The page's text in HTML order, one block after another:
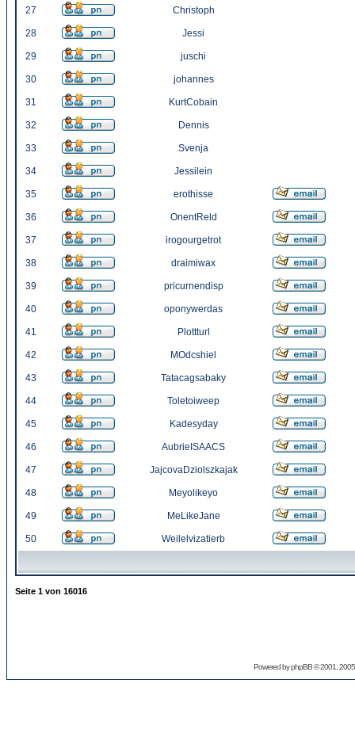
27 Christoph
28 Jessi
29 juschi
30 johannes
31 KurtCobain
32 Dennis
33 Svenja
34 Jessilein
35 erothisse
36 OnentReld
37 irogourgetrot
38 draimiwax
39 pricurnendisp
40 oponywerdas
41 Plottturl
42 MOdcshiel
43 Tatacagsabaky
44 Toletoiweep
45 Kadesyday
46 AubrieISAACS
47 JajcovaDziolszkajak
48 Meyolikeyo
49 MeLikeJane
50 Weilelvizatierb
Seite 1 von 16016
Powered byphpBB© 2001,